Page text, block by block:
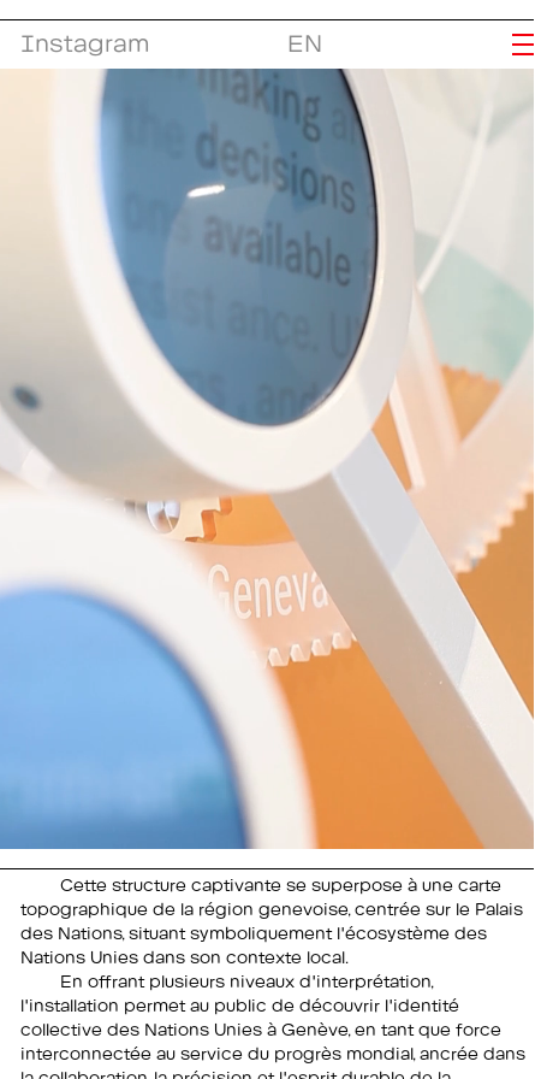
Instagram EN
Cette structure captivante se superpose à une carte
topographique de la région genevoise, centrée sur le Palais
des Nations, situant symboliquement l'écosystème des
Nations Unies dans son contexte local.
En offrant plusieurs niveaux d'interprétation,
l'installation permet au public de découvrir l'identité
collective des Nations Unies à Genève, en tant que force
interconnectée au service du progrès mondial, ancrée dans
la collaboration, la précision et l'esprit durable de la